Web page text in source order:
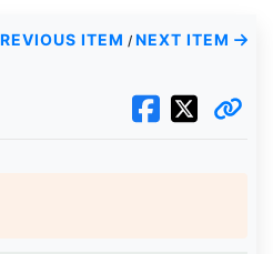
ITEM / NEXT ITEM